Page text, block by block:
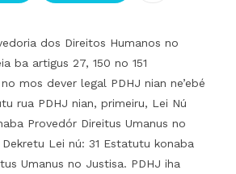
dos Direitos Humanos no
ba artigus 27, 150 no 151
mos dever legal PDHJ nian ne’ebé
rua PDHJ nian, primeiru, Lei Nú
Provedór Direitus Umanus no
Lei nú: 31 Estatutu konaba
Umanus no Justisa. PDHJ iha